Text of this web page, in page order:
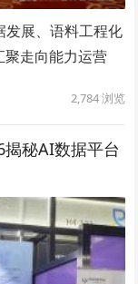
发展、语料工程化
走向能力运营
2,784浏览
秘AI数据平台